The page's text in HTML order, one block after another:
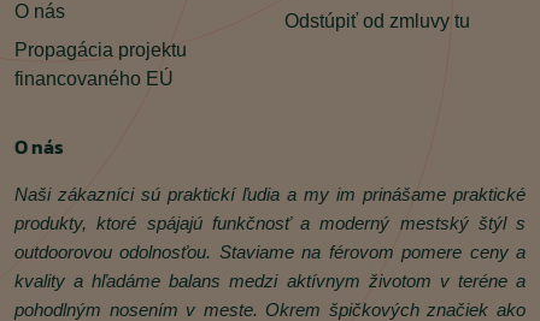
O nás
Propagácia projektu
financovaného EÚ
Odstúpiť od zmluvy tu
O nás
Naši zákazníci sú praktickí ľudia a my im prinášame praktické
produkty, ktoré spájajú funkčnosť a moderný mestský štýl s
outdoorovou odolnosťou. Staviame na férovom pomere ceny a
kvality a hľadáme balans medzi aktívnym životom v teréne a
pohodlným nosením v meste. Okrem špičkových značiek ako